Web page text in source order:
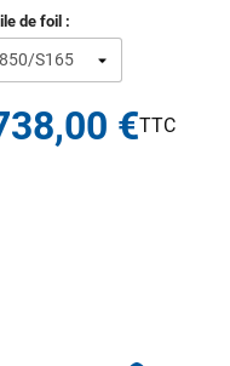
de foil :
€